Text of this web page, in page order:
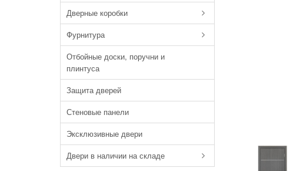
Дверные коробки
Фурнитура
Отбойные доски, поручни и
плинтуса
Защита дверей
Стеновые панели
Эксклюзивные двери
Двери в наличии на складе